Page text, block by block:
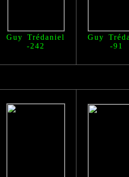
Guy Trédaniel
-242
Guy
-91